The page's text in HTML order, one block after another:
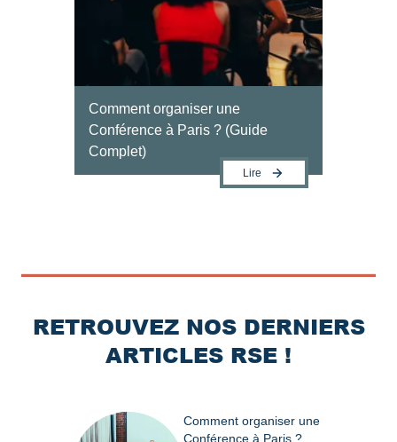
Comment organiser une
Conférence à Paris ? (Guide
Complet)
Lire
RETROUVEZ NOS DERNIERS
ARTICLES RSE !
Comment organiser une
Conférence à Paris ?